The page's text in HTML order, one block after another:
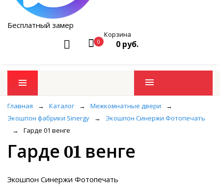
Бесплатный замер
0
Корзина
0 руб.
Промо товары
Главная → Каталог → Межкомнатные двери
→
Экошпон фабрики Sinergy
→
Экошпон Синержи Фотопечать
→
Гарде 01 венге
Гарде 01 венге
Экошпон Синержи Фотопечать